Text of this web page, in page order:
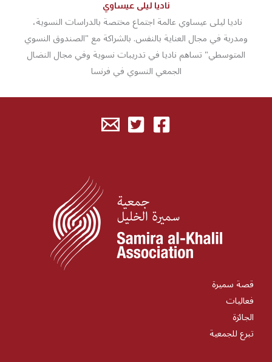
ناديا ليلى عيساوي
ومدربة في مجال العناية بالنفس. بالشراكة مع "الصندوق النسوي
المتوسطي" تساهم ناديا في تدريبات نسوية وفي مجال النضال
الجمعي النسوي في فرنسا
قصة سميرة
فعاليات
الجائزة
تبرع للجمعية